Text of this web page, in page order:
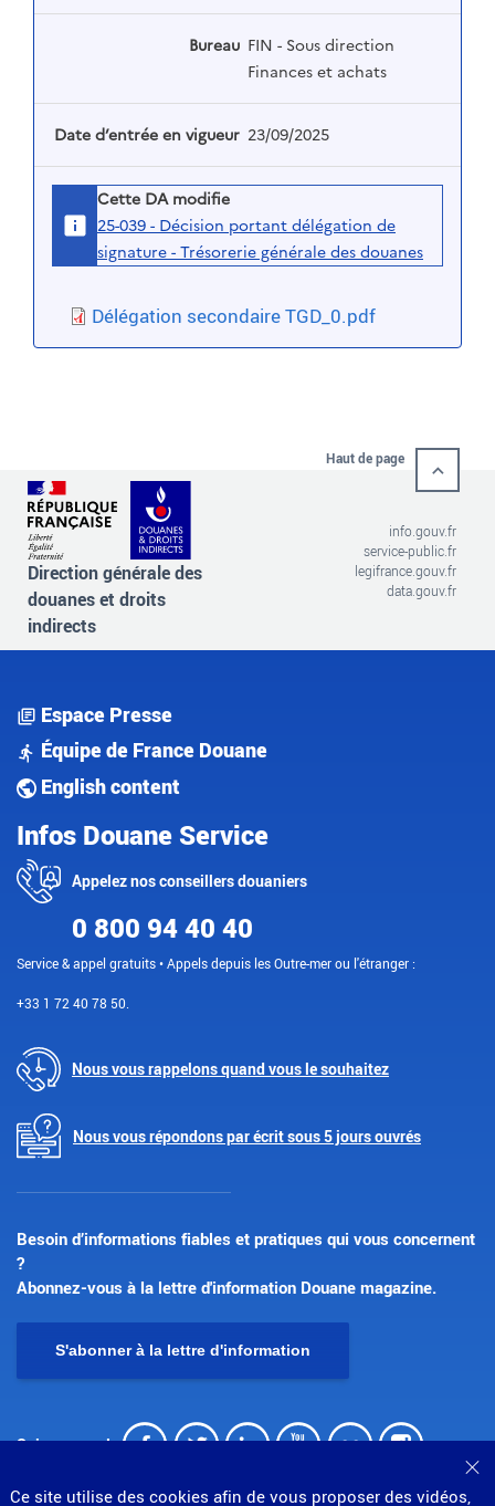
Ce site utilise des cookies afin de vous proposer des vidéos,
Bureau FIN - Sous direction
Finances et achats
Date d’entrée en vigueur 23/09/2025
Cette DA modifie
25-039 - Décision portant délégation de
signature - Trésorerie générale des douanes
Délégation secondaire TGD_0.pdf
Haut de page
Direction générale des
douanes et droits
indirects
info.gouv.fr
service-public.fr
legifrance.gouv.fr
data.gouv.fr
Espace Presse
Équipe de France Douane
English content
Infos Douane Service
Appelez nos conseillers douaniers
0 800 94 40 40
Service & appel gratuits • Appels depuis les Outre-mer ou l'étranger :
+33 1 72 40 78 50.
Nous vous rappelons quand vous le souhaitez
Nous vous répondons par écrit sous 5 jours ouvrés
Besoin d’informations fiables et pratiques qui vous concernent
?
Abonnez-vous à la lettre d'information Douane magazine.
S'abonner à la lettre d'information
Suivez-nous ! Facebook
Twitter
LinkedIn
Youtube
Flickr